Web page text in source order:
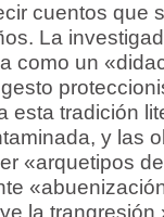
cuentos que
La
como un
esta tradición
y las
«arquetipos
la